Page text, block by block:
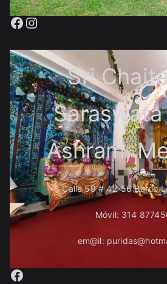
Facebook
Instagram
Sri
Saraswata
Ashram,
Calle 59 # 42-56 Barrio
Móvil: 314
em@il:
Facebook